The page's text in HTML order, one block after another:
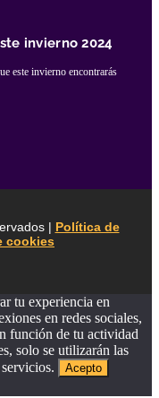
invierno 2024
este invierno encontrarás
| Política de
cookies
tu experiencia en
en redes sociales,
función de tu actividad
solo se utilizarán las
Acepto